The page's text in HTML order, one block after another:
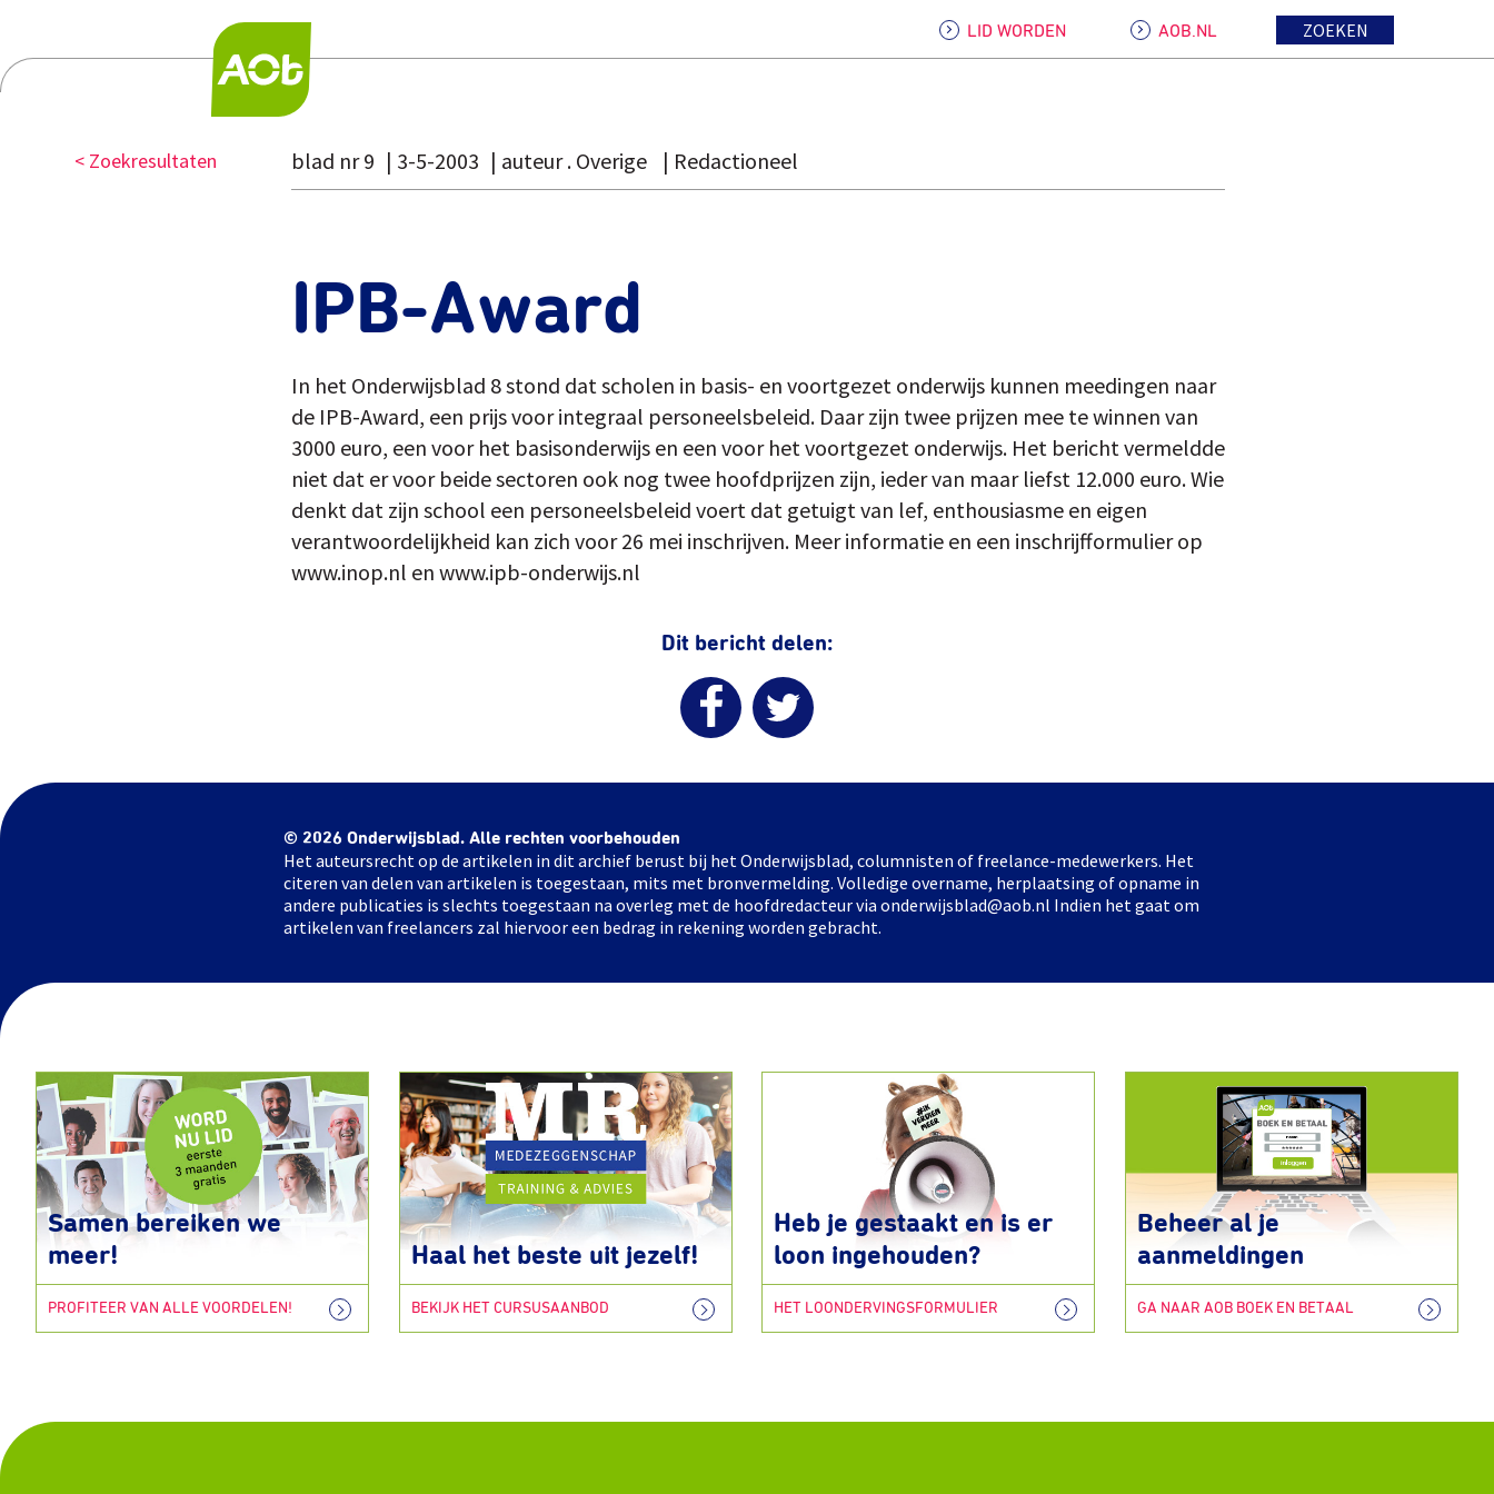
LID WORDEN AOB.NL ZOEKEN
< Zoekresultaten blad nr 9 3-5-2003 auteur . Overige Redactioneel
IPB-Award
In het Onderwijsblad 8 stond dat scholen in basis- en voortgezet onderwijs kunnen meedingen naar
de IPB-Award, een prijs voor integraal personeelsbeleid. Daar zijn twee prijzen mee te winnen van
3000 euro, een voor het basisonderwijs en een voor het voortgezet onderwijs. Het bericht vermeldde
niet dat er voor beide sectoren ook nog twee hoofdprijzen zijn, ieder van maar liefst 12.000 euro. Wie
denkt dat zijn school een personeelsbeleid voert dat getuigt van lef, enthousiasme en eigen
verantwoordelijkheid kan zich voor 26 mei inschrijven. Meer informatie en een inschrijfformulier op
www.inop.nl en www.ipb-onderwijs.nl
Dit bericht delen:
© 2026 Onderwijsblad. Alle rechten voorbehouden
Het auteursrecht op de artikelen in dit archief berust bij het Onderwijsblad, columnisten of freelance-medewerkers. Het
citeren van delen van artikelen is toegestaan, mits met bronvermelding. Volledige overname, herplaatsing of opname in
andere publicaties is slechts toegestaan na overleg met de hoofdredacteur via onderwijsblad@aob.nl Indien het gaat om
artikelen van freelancers zal hiervoor een bedrag in rekening worden gebracht.
Samen bereiken we
meer!
PROFITEER VAN ALLE VOORDELEN!
Haal het beste uit jezelf!
BEKIJK HET CURSUSAANBOD
Heb je gestaakt en is er
loon ingehouden?
HET LOONDERVINGSFORMULIER
Beheer al je
aanmeldingen
GA NAAR AOB BOEK EN BETAAL